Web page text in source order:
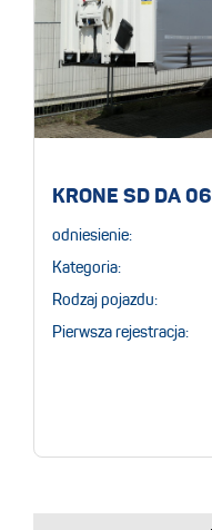
KRONE SD DA 06
odniesienie:
Kategoria:
Rodzaj pojazdu:
Pierwsza rejestracja: